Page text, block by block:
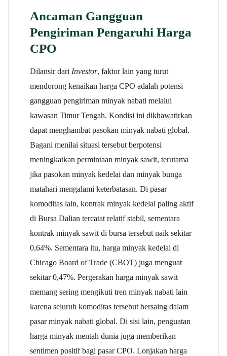
Ancaman Gangguan
Pengiriman Pengaruhi Harga
CPO
Dilansir dari Investor, faktor lain yang turut
mendorong kenaikan harga CPO adalah potensi
gangguan pengiriman minyak nabati melalui
kawasan Timur Tengah. Kondisi ini dikhawatirkan
dapat menghambat pasokan minyak nabati global.
Bagani menilai situasi tersebut berpotensi
meningkatkan permintaan minyak sawit, terutama
jika pasokan minyak kedelai dan minyak bunga
matahari mengalami keterbatasan. Di pasar
komoditas lain, kontrak minyak kedelai paling aktif
di Bursa Dalian tercatat relatif stabil, sementara
kontrak minyak sawit di bursa tersebut naik sekitar
0,64%. Sementara itu, harga minyak kedelai di
Chicago Board of Trade (CBOT) juga menguat
sekitar 0,47%. Pergerakan harga minyak sawit
memang sering mengikuti tren minyak nabati lain
karena seluruh komoditas tersebut bersaing dalam
pasar minyak nabati global. Di sisi lain, penguatan
harga minyak mentah dunia juga memberikan
sentimen positif bagi pasar CPO. Lonjakan harga